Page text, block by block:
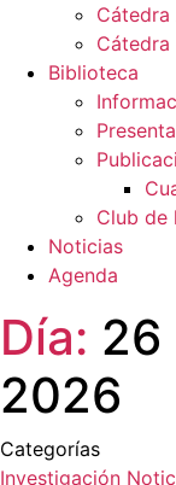
Biblioteca
Club de
Noticias
Agenda
Día: 26
2026
Categorías
Investigación